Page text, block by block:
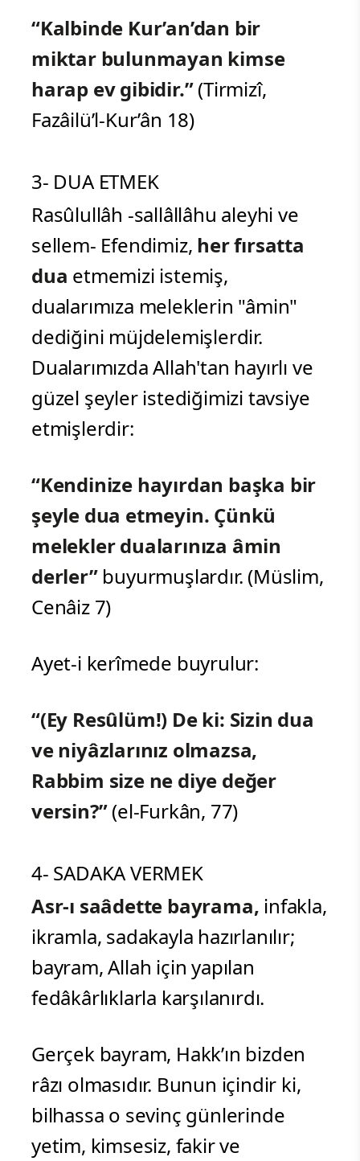
“Kalbinde Kur’an’dan bir
miktar bulunmayan kimse
harap ev gibidir.”(Tirmizî,
Fazâilü’l-Kur’ân 18)
3- DUA ETMEK
Rasûlullâh -sallâllâhu aleyhi ve
sellem- Efendimiz, her fırsatta
dua etmemizi istemiş,
dualarımıza meleklerin "âmin"
dediğini müjdelemişlerdir.
Dualarımızda Allah'tan hayırlı ve
güzel şeyler istediğimizi tavsiye
etmişlerdir:
“Kendinize hayırdan başka bir
şeyle dua etmeyin. Çünkü
melekler dualarınıza âmin
derler”buyurmuşlardır. (Müslim,
Cenâiz 7)
Ayet-i kerîmede buyrulur:
“(Ey Resûlüm!) De ki: Sizin dua
ve niyâzlarınız olmazsa,
Rabbim size ne diye değer
versin?”(el-Furkân, 77)
4- SADAKA VERMEK
Asr-ı saâdette bayrama, infakla,
ikramla, sadakayla hazırlanılır;
bayram, Allah için yapılan
fedâkârlıklarla karşılanırdı.
Gerçek bayram, Hakk’ın bizden
râzı olmasıdır. Bunun içindir ki,
bilhassa o sevinç günlerinde
yetim, kimsesiz, fakir ve